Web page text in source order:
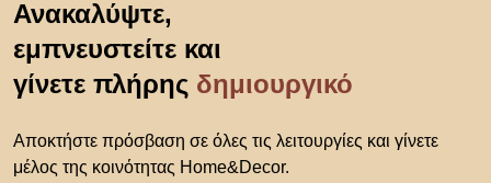
Ανακαλύψτε,
εμπνευστείτε και
γίνετε πλήρης δημιουργικό
Αποκτήστε πρόσβαση σε όλες τις λειτουργίες και γίνετε
μέλος της κοινότητας Home&Decor.